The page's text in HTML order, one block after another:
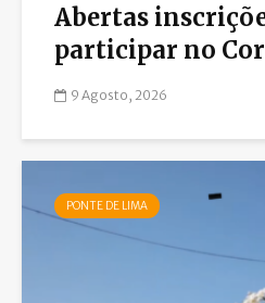
Abertas
participar no
9 Agosto, 2026
PONTE DE LIMA